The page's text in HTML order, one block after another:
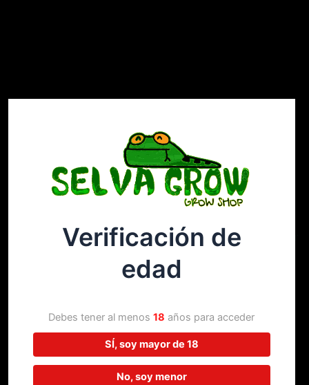
¡Disculpa este desastre! Estamos
trabajando en algo increíble,
¡vuelve pronto!
Verificación de
edad
Debes tener al menos18 años para acceder
SÍ, soy mayor de 18
No, soy menor